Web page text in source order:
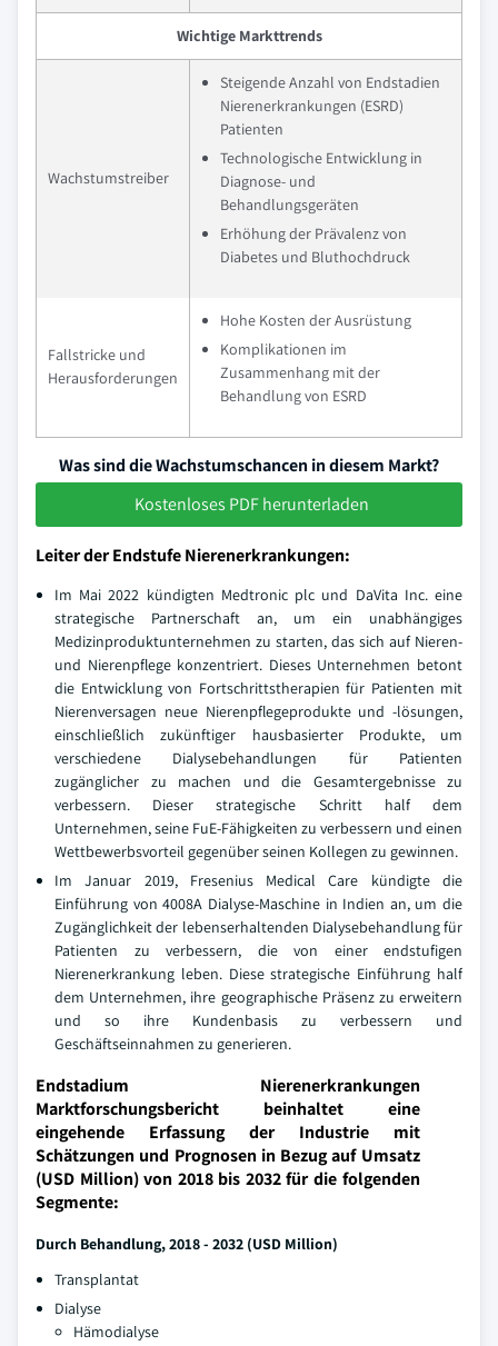
Wichtige Markttrends
Wachstumstreiber
Steigende Anzahl von Endstadien
Nierenerkrankungen (ESRD)
Patienten
Technologische Entwicklung in
Diagnose- und
Behandlungsgeräten
Erhöhung der Prävalenz von
Diabetes und Bluthochdruck
Fallstricke und
Herausforderungen
Hohe Kosten der Ausrüstung
Komplikationen im
Zusammenhang mit der
Behandlung von ESRD
Was sind die Wachstumschancen in diesem Markt?
Kostenloses PDF herunterladen
Leiter der Endstufe Nierenerkrankungen:
Im Mai 2022 kündigten Medtronic plc und DaVita Inc. eine
strategische Partnerschaft an, um ein unabhängiges
Medizinproduktunternehmen zu starten, das sich auf Nieren-
und Nierenpflege konzentriert. Dieses Unternehmen betont
die Entwicklung von Fortschrittstherapien für Patienten mit
Nierenversagen neue Nierenpflegeprodukte und -lösungen,
einschließlich zukünftiger hausbasierter Produkte, um
verschiedene Dialysebehandlungen für Patienten
zugänglicher zu machen und die Gesamtergebnisse zu
verbessern. Dieser strategische Schritt half dem
Unternehmen, seine FuE-Fähigkeiten zu verbessern und einen
Wettbewerbsvorteil gegenüber seinen Kollegen zu gewinnen.
Im Januar 2019, Fresenius Medical Care kündigte die
Einführung von 4008A Dialyse-Maschine in Indien an, um die
Zugänglichkeit der lebenserhaltenden Dialysebehandlung für
Patienten zu verbessern, die von einer endstufigen
Nierenerkrankung leben. Diese strategische Einführung half
dem Unternehmen, ihre geographische Präsenz zu erweitern
und so ihre Kundenbasis zu verbessern und
Geschäftseinnahmen zu generieren.
Endstadium Nierenerkrankungen
Marktforschungsbericht beinhaltet eine
eingehende Erfassung der Industrie mit
Schätzungen und Prognosen in Bezug auf Umsatz
(USD Million) von 2018 bis 2032 für die folgenden
Segmente:
Durch Behandlung, 2018 - 2032 (USD Million)
Transplantat
Dialyse
Hämodialyse